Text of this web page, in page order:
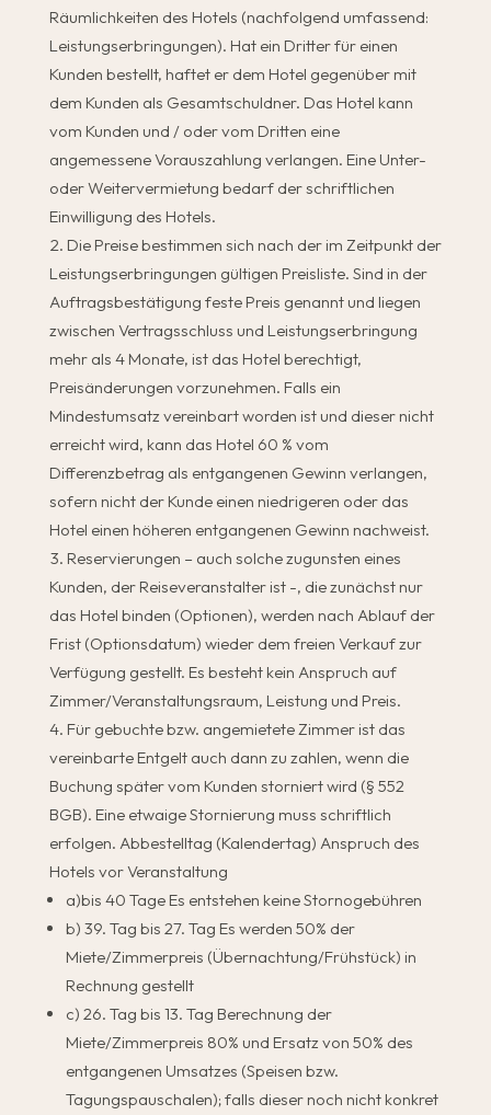
Räumlichkeiten des Hotels (nachfolgend umfassend:
Leistungserbringungen). Hat ein Dritter für einen
Kunden bestellt, haftet er dem Hotel gegenüber mit
dem Kunden als Gesamtschuldner. Das Hotel kann
vom Kunden und / oder vom Dritten eine
angemessene Vorauszahlung verlangen. Eine Unter-
oder Weitervermietung bedarf der schriftlichen
Einwilligung des Hotels.
Die Preise bestimmen sich nach der im Zeitpunkt der
Leistungserbringungen gültigen Preisliste. Sind in der
Auftragsbestätigung feste Preis genannt und liegen
zwischen Vertragsschluss und Leistungserbringung
mehr als 4 Monate, ist das Hotel berechtigt,
Preisänderungen vorzunehmen. Falls ein
Mindestumsatz vereinbart worden ist und dieser nicht
erreicht wird, kann das Hotel 60 % vom
Differenzbetrag als entgangenen Gewinn verlangen,
sofern nicht der Kunde einen niedrigeren oder das
Hotel einen höheren entgangenen Gewinn nachweist.
Reservierungen – auch solche zugunsten eines
Kunden, der Reiseveranstalter ist -, die zunächst nur
das Hotel binden (Optionen), werden nach Ablauf der
Frist (Optionsdatum) wieder dem freien Verkauf zur
Verfügung gestellt. Es besteht kein Anspruch auf
Zimmer/Veranstaltungsraum, Leistung und Preis.
Für gebuchte bzw. angemietete Zimmer ist das
vereinbarte Entgelt auch dann zu zahlen, wenn die
Buchung später vom Kunden storniert wird (§ 552
BGB). Eine etwaige Stornierung muss schriftlich
erfolgen. Abbestelltag (Kalendertag) Anspruch des
Hotels vor Veranstaltung
a)bis 40 Tage Es entstehen keine Stornogebühren
b) 39. Tag bis 27. Tag Es werden 50% der
Miete/Zimmerpreis (Übernachtung/Frühstück) in
Rechnung gestellt
c) 26. Tag bis 13. Tag Berechnung der
Miete/Zimmerpreis 80% und Ersatz von 50% des
entgangenen Umsatzes (Speisen bzw.
Tagungspauschalen); falls dieser noch nicht konkret